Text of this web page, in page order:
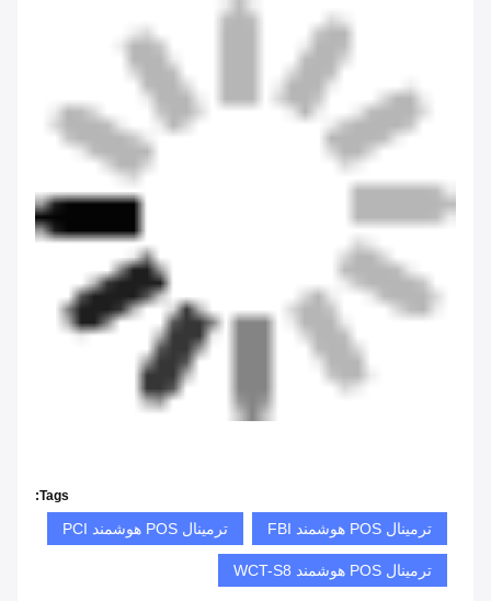
Tags:
ترمینال POS هوشمند FBI ترمینال POS هوشمند PCI
ترمینال POS هوشمند WCT-S8